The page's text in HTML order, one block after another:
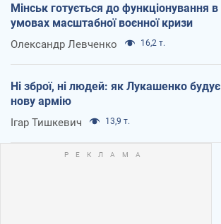
Мінськ готується до функціонування в
умовах масштабної воєнної кризи
Олександр Левченко 16,2 т.
Ні зброї, ні людей: як Лукашенко будує
нову армію
Ігар Тишкевич 13,9 т.